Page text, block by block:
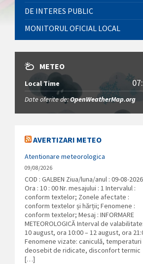
DE INTERES PUBLIC
MONITORUL OFICIAL LOCAL
METEO
Local Time
Date oferite de:OpenWeatherMap.org
AVERTIZARI METEO
Atentionare meteorologica
09/08/2026
COD : GALBEN Ziua/luna/anul : 09-08-2026
Ora : 10 : 00 Nr. mesajului : 1 Intervalul :
conform textelor; Zonele afectate :
conform textelor și hărții; Fenomene :
conform textelor; Mesaj : INFORMARE
METEOROLOGICĂ Interval de valabilitate:
10 august, ora 10:00 – 12 august, ora
Fenomene vizate: caniculă, temperaturi
deosebit de ridicate, disconfort termic
[…]